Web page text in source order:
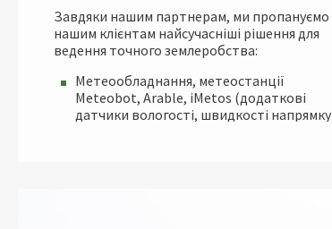
Завдяки нашим партнерам, ми пропануємо
нашим клієнтам найсучасніші рішення для
ведення точного землеробства:
Метеообладнання, метеостанції
Meteobot, Arable, iMetos (додаткові
датчики вологості, швидкості напрямку